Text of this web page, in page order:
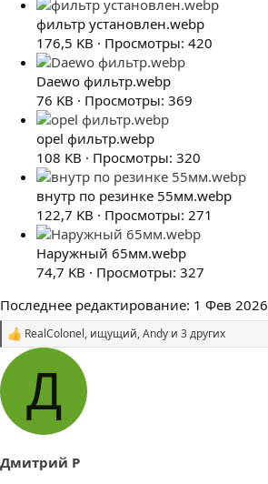
фильтр установлен.webp
176,5 KB · Просмотры: 420
Daewo фильтр.webp
76 KB · Просмотры: 369
opel фильтр.webp
108 KB · Просмотры: 320
внутр по резинке 55мм.webp
122,7 KB · Просмотры: 271
Наружный 65мм.webp
74,7 KB · Просмотры: 327
Последнее редактирование: 1 Фев 2026
С
м
т
и
:
RealColonel, ищущий,Andy и 3 других
Д
Дмитрий Р